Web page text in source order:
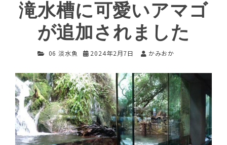
滝水槽に可愛いアマゴ
が追加されました
06 淡水魚 2024年2月7日 かみおか